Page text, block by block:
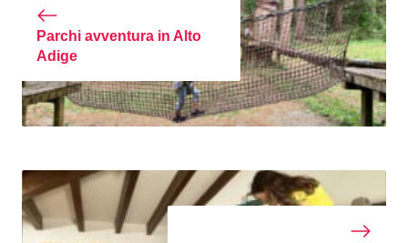
Parchi avventura in Alto
Adige